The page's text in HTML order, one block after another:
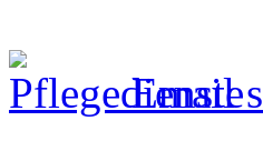
Email